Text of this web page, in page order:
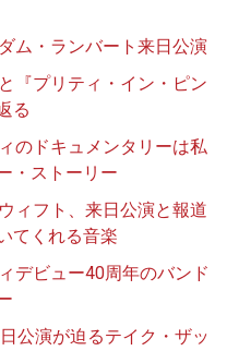
ム・ランバート来日公演
『プリティ・イン・ピン
る
のドキュメンタリーは私
・ストーリー
ィフト、来日公演と報道
てくれる音楽
デビュー40周年のバンド
公演が迫るテイク・ザッ